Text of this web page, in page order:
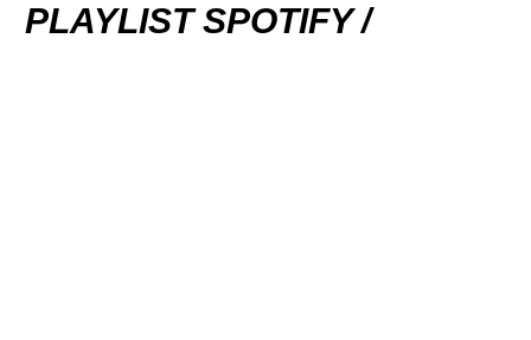
PLAYLIST SPOTIFY /